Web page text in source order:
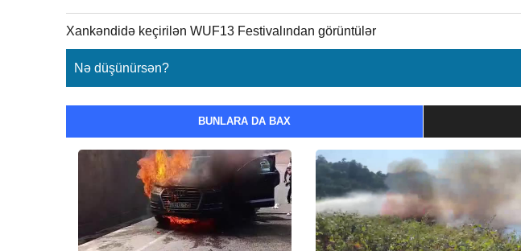
Xankəndidə keçirilən WUF13 Festivalından görüntülər
Nə düşünürsən?
BUNLARA DA BAX